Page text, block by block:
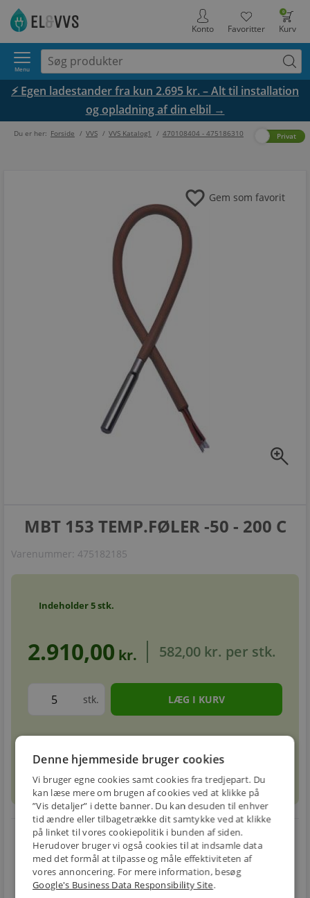
0
Kurv
Favoritter
Konto
Menu
⚡ Egen ladestander fra kun 2.695 kr. – Alt til installation
og opladning af din elbil →
Du er her: Forside / VVS / VVS Katalog1 / 470108404 - 475186310 Privat
Erhverv
zoom_in
favorite Gem som favorit
MBT 153 TEMP.FØLER -50 - 200 C
Varenummer: 475182185
Indeholder5stk.
2.910,00 kr. 582,00 kr. per stk.
stk.
sell Prismatchinfo
E-MÆRKET
Handle trygt hos
os
local_shipping
BILLIG
FRAGT
Fra 49,00 kr.
restart_alt
30 DAGES
RETUR
Denne hjemmeside bruger cookies
Vi bruger egne cookies samt cookies fra tredjepart. Du
kan læse mere om brugen af cookies ved at klikke på
”Vis detaljer” i dette banner. Du kan desuden til enhver
tid ændre eller tilbagetrække dit samtykke ved at klikke
på linket til vores cookiepolitik i bunden af siden.
Herudover bruger vi også cookies til at indsamle data
med det formål at tilpasse og måle effektiviteten af
vores annoncering. For mere information, besøg
Google's Business Data Responsibility Site.